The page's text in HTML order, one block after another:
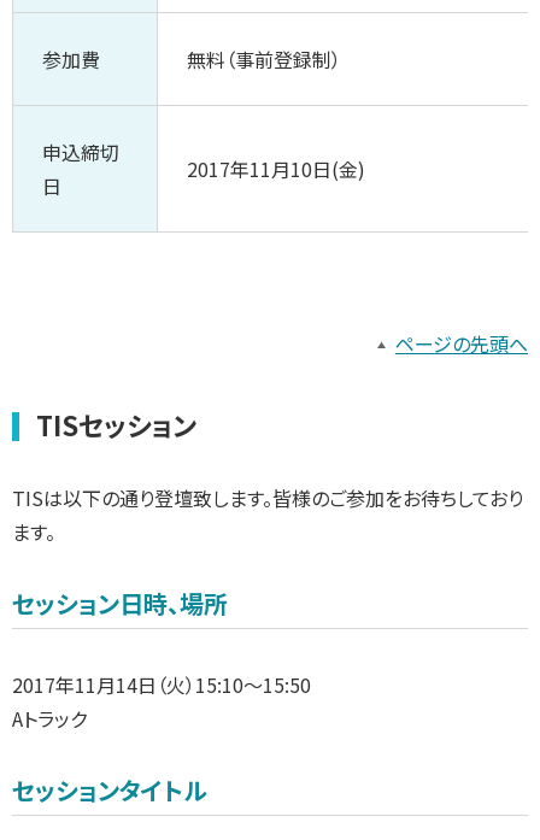
参加費 無料（事前登録制）
申込締切
日
2017年11月10日(金)
ページの先頭へ
TISセッション
TISは以下の通り登壇致します。皆様のご参加をお待ちしており
ます。
セッション日時、場所
2017年11月14日（火）15:10～15:50
Aトラック
セッションタイトル